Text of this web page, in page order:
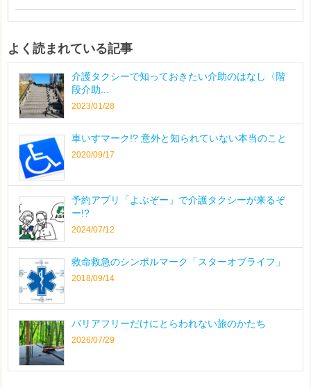
よく読まれている記事
介護タクシーで知っておきたい介助のはなし〈階
段介助...
2023/01/28
車いすマーク!? 意外と知られていない本当のこと
2020/09/17
予約アプリ「よぶぞー」で介護タクシーが来るぞ
ー!?
2024/07/12
救命救急のシンボルマーク「スターオブライフ」
2018/09/14
バリアフリーだけにとらわれない旅のかたち
2026/07/29